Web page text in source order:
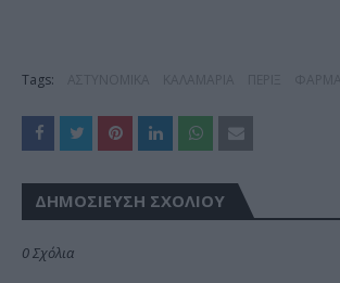
Tags:
ΔΗΜΟΣΊΕΥΣΗ ΣΧΟΛΊΟΥ
0 Σχόλια